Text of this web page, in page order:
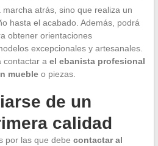
atrás, sino que realiza un
hasta el acabado. Además, podrá
obtener orientaciones
excepcionales y artesanales.
contactar a el ebanista profesional
muebleo piezas.
de un
calidad
por las que debe contactar al